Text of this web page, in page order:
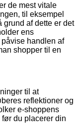
de mest vitale
til eksempel
grund af dette er det
ens
handlen af
shopper til en
til at
reflektioner og
e-shoppens
du placerer din